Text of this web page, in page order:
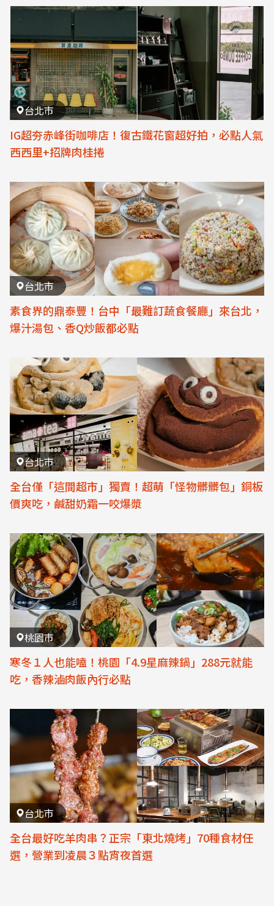
台北市
IG超夯赤峰街咖啡店！復古鐵花窗超好拍，必點人氣
西西里+招牌肉桂捲
台北市
素食界的鼎泰豐！台中「最難訂蔬食餐廳」來台北，
爆汁湯包、香Q炒飯都必點
台北市
全台僅「這間超市」獨賣！超萌「怪物髒髒包」銅板
價爽吃，鹹甜奶霜一咬爆漿
桃園市
寒冬１人也能嗑！桃園「4.9星麻辣鍋」288元就能
吃，香辣滷肉飯內行必點
台北市
全台最好吃羊肉串？正宗「東北燒烤」70種食材任
選，營業到凌晨３點宵夜首選